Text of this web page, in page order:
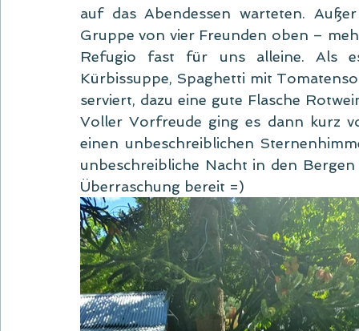
auf das Abendessen warteten.
Gruppe von vier Freunden oben –
Refugio fast für uns alleine. Als
Kürbissuppe, Spaghetti mit
serviert, dazu eine gute Flasche
Voller Vorfreude ging es dann kurz
einen unbeschreiblichen
unbeschreibliche Nacht in den
Überraschung bereit =)